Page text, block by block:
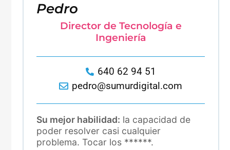
Pedro
Director de Tecnología e
Ingeniería
640 62 94 51
pedro@sumurdigital.com
Su mejor habilidad: la capacidad de
poder resolver casi cualquier
problema. Tocar los ******.